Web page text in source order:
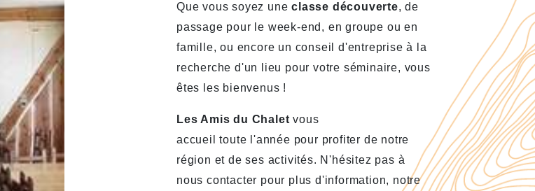
Que vous soyez une classe découverte, de
passage pour le week-end, en groupe ou en
famille, ou encore un conseil d'entreprise à la
recherche d'un lieu pour votre séminaire, vous
êtes les bienvenus !
Les Amis du Chalet vous
accueil toute l'année pour profiter de notre
région et de ses activités. N'hésitez pas à
nous contacter pour plus d'information, notre